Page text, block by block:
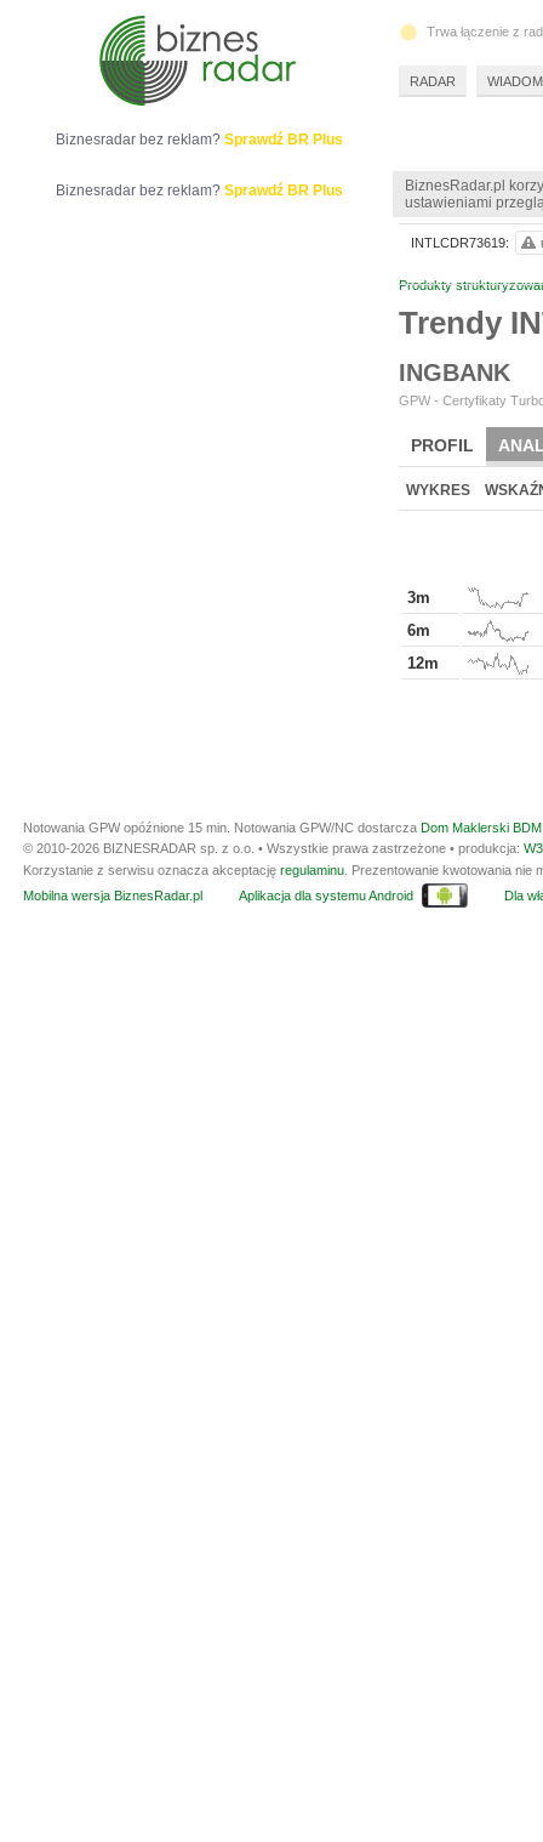
BiznesRadar.pl
ustawieniami
Produkty
Trendy
INGBANK
GPW - Certyfikaty
PROFIL
WYKRES
3m
6m
12m
INTLCDR73619:
Biznesradar bez reklam? Sprawdź BR Plus
Biznesradar bez reklam? Sprawdź BR Plus
Trwa łączenie z
RADAR
Notowania GPW opóźnione 15 min. Notowania GPW/NC dostarcza Dom Maklerski
© 2010-2026 BIZNESRADAR sp. z o.o. • Wszystkie prawa zastrzeżone • produkcja:
Korzystanie z serwisu oznacza akceptację regulaminu . Prezentowanie kwotowania
Mobilna wersja BiznesRadar.pl
Aplikacja dla systemu Android Dla